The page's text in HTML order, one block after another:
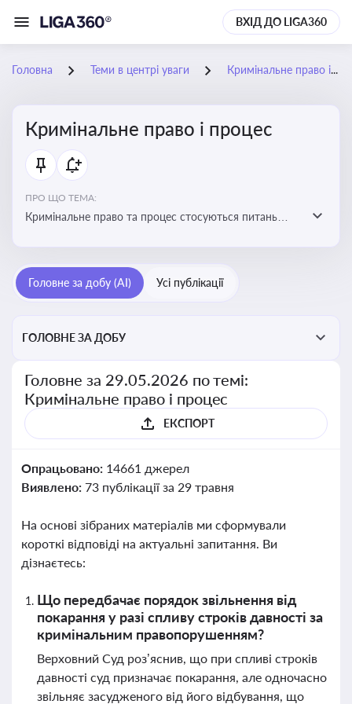
ВХІД ДО LIGA360
Головна Теми в центрі уваги Кримінальне право і процес
Кримінальне право і процес
ПРО ЩО ТЕМА:
Кримінальне право та процес стосуються питань
Головне за добу (AI) Усі публікації
ГОЛОВНЕ ЗА ДОБУ
Головне за 29.05.2026 по темі:
Кримінальне право і процес
ЕКСПОРТ
Опрацьовано: 14661 джерел
Виявлено: 73 публікації за 29 травня
На основі зібраних матеріалів ми сформували
короткі відповіді на актуальні запитання. Ви
дізнаєтесь:
Що передбачає порядок звільнення від
покарання у разі спливу строків давності за
кримінальним правопорушенням?
Верховний Суд роз’яснив, що при спливі строків
давності суд призначає покарання, але одночасно
звільняє засудженого від його відбування, що